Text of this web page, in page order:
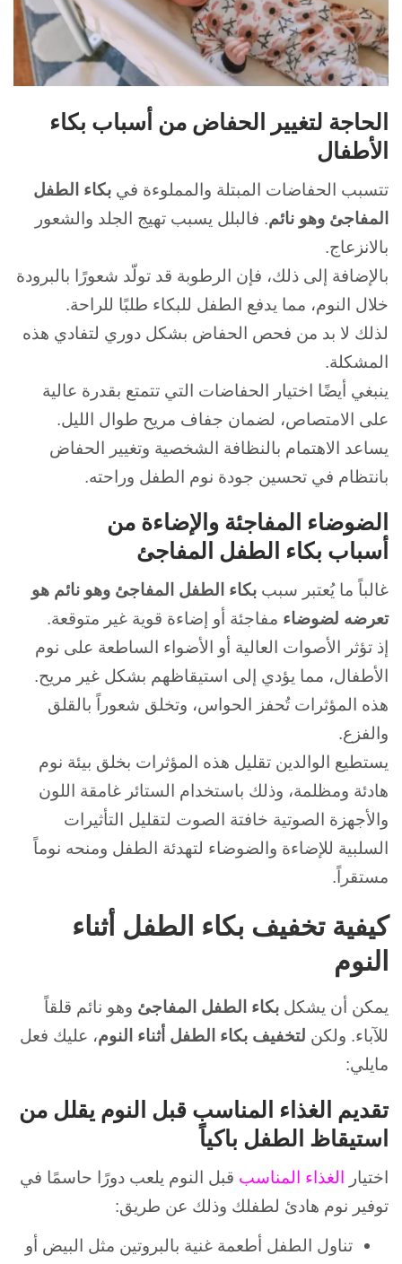
الحاجة لتغيير الحفاض من أسباب بكاء
الأطفال
تتسبب الحفاضات المبتلة والمملوءة في بكاء الطفل
المفاجئ وهو نائم. فالبلل يسبب تهيج الجلد والشعور
بالانزعاج.
بالإضافة إلى ذلك، فإن الرطوبة قد تولّد شعورًا بالبرودة
خلال النوم، مما يدفع الطفل للبكاء طلبًا للراحة.
لذلك لا بد من فحص الحفاض بشكل دوري لتفادي هذه
المشكلة.
ينبغي أيضًا اختيار الحفاضات التي تتمتع بقدرة عالية
على الامتصاص، لضمان جفاف مريح طوال الليل.
يساعد الاهتمام بالنظافة الشخصية وتغيير الحفاض
بانتظام في تحسين جودة نوم الطفل وراحته.
الضوضاء المفاجئة والإضاءة من
أسباب بكاء الطفل المفاجئ
غالباً ما يُعتبر سبب بكاء الطفل المفاجئ وهو نائم هو
تعرضه لضوضاء مفاجئة أو إضاءة قوية غير متوقعة.
إذ تؤثر الأصوات العالية أو الأضواء الساطعة على نوم
الأطفال، مما يؤدي إلى استيقاظهم بشكل غير مريح.
هذه المؤثرات تُحفز الحواس، وتخلق شعوراً بالقلق
والفزع.
يستطيع الوالدين تقليل هذه المؤثرات بخلق بيئة نوم
هادئة ومظلمة، وذلك باستخدام الستائر غامقة اللون
والأجهزة الصوتية خافتة الصوت لتقليل التأثيرات
السلبية للإضاءة والضوضاء لتهدئة الطفل ومنحه نوماً
مستقراً.
كيفية تخفيف بكاء الطفل أثناء
النوم
يمكن أن يشكل بكاء الطفل المفاجئ وهو نائم قلقاً
للآباء. ولكن لتخفيف بكاء الطفل أثناء النوم، عليك فعل
مايلي:
تقديم الغذاء المناسب قبل النوم يقلل من
استيقاظ الطفل باكياً
اختيار الغذاء المناسب قبل النوم يلعب دورًا حاسمًا في
توفير نوم هادئ لطفلك وذلك عن طريق:
تناول الطفل أطعمة غنية بالبروتين مثل البيض أو